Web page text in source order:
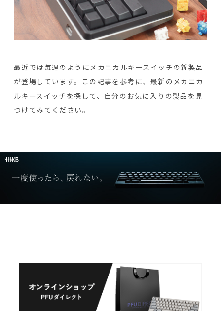
最近では毎週のようにメカニカルキースイッチの新製品
が登場しています。この記事を参考に、最新のメカニカ
ルキースイッチを探して、自分のお気に入りの製品を見
つけてみてください。